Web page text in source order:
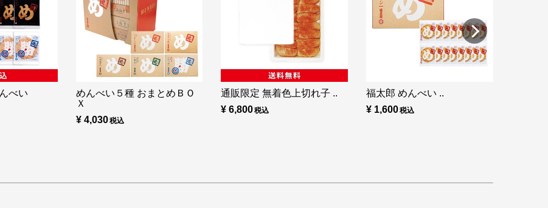
べい
めんべい５種 おまとめＢＯ
Ｘ
¥ 4,030
通販限定 無着色上切れ子 ..
¥ 6,800
福太郎 めんべい ..
¥ 1,600